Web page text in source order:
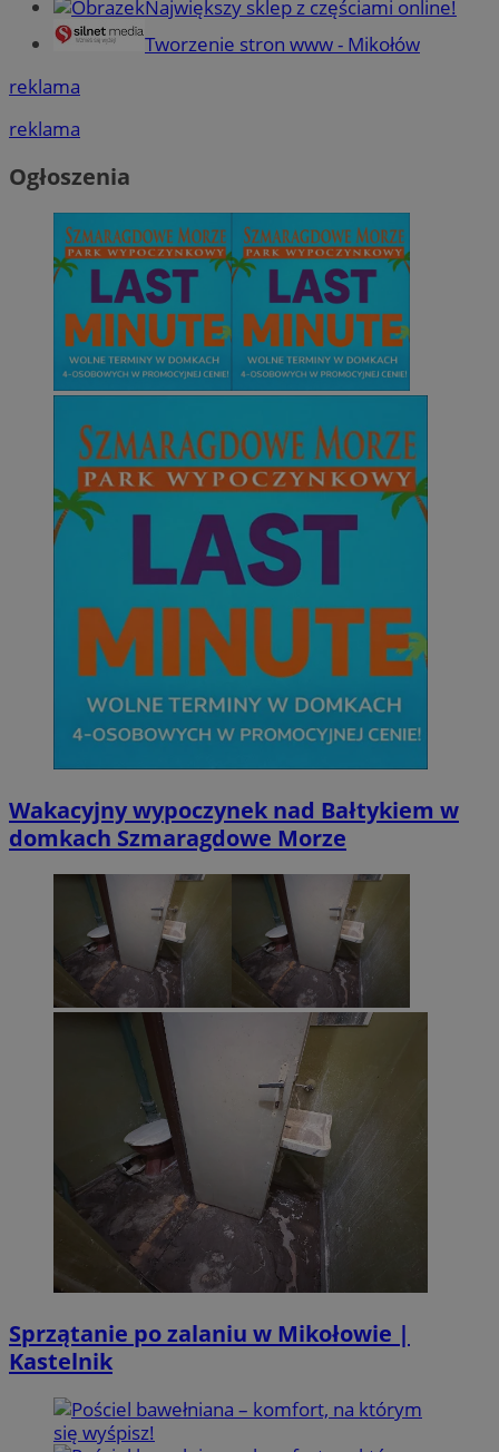
Największy sklep z częściami online!
Tworzenie stron www - Mikołów
reklama
reklama
Ogłoszenia
Wakacyjny wypoczynek nad Bałtykiem w
domkach Szmaragdowe Morze
Sprzątanie po zalaniu w Mikołowie |
Kastelnik